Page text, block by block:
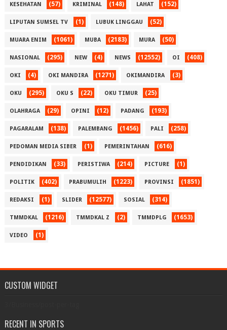
KESEHATAN (57) KRIMINAL (148) LAHAT (152)
LIPUTAN SUMSEL TV (1) LUBUK LINGGAU (52)
MUARA ENIM (1061) MUBA (2183) MURA (50)
NASIONAL (295) NEW (4) NEWS (12552) OI (408)
OKI (4) OKI MANDIRA (1271) OKIMANDIRA (3)
OKU (295) OKU S (22) OKU TIMUR (25)
OLAHRAGA (29) OPINI (12) PADANG (193)
PAGARALAM (138) PALEMBANG (1456) PALI (258)
PEDOMAN MEDIA SIBER (1) PEMERINTAHAN (616)
PENDIDIKAN (33) PERISTIWA (214) PICTURE (1)
POLITIK (402) PRABUMULIH (1223) PROVINSI (1851)
REDAKSI (1) SLIDER (12577) SOSIAL (314)
TMMDKAL (1216) TMMDKAL Z (2) TMMDPLG (1653)
VIDEO (1)
CUSTOM WIDGET
RECENT IN SPORTS